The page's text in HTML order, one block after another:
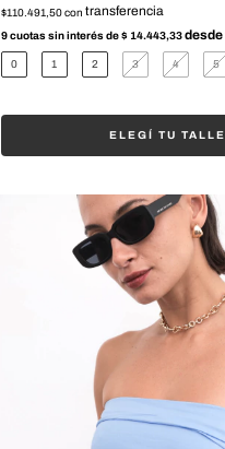
$110.491,50con
9 cuotas sin interés de$ 14.443,33
0 1 2 3 4 5
ELEGÍ TU TALLE